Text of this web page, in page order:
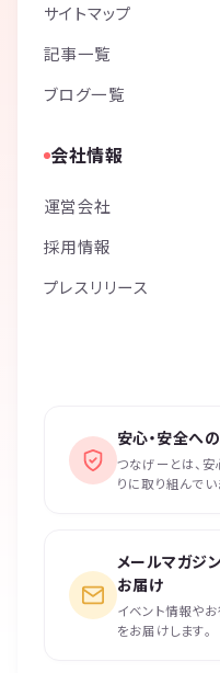
サイトマップ
記事一覧
ブログ一覧
会社情報
運営会社
採用情報
プレスリリース
安心・安全へ
つなげーとは、
りに取り組んでい
メールマガジ
お届け
イベント情報や
をお届けします。